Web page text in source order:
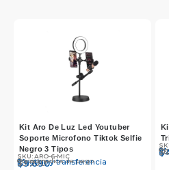
Kit Aro De Luz Led Youtuber
Soporte Microfono Tiktok Selfie
Negro 3 Tipos
SKU: ARO-6-MIC
$9.690
Efectivo y transferencia
$9.990
Otros medios de pago
$
$